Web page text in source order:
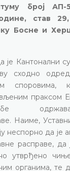
број АП-
став
Босне и
је Кантонални
сходно
споровима,
праксом
Наиме,
неспорно да је
расправе, да
утврђено
органима, те